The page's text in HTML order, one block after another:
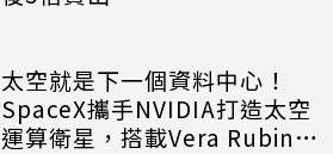
太空就是下一個資料中心！
SpaceX攜手NVIDIA打造太空
運算衛星，搭載Vera Rubin運